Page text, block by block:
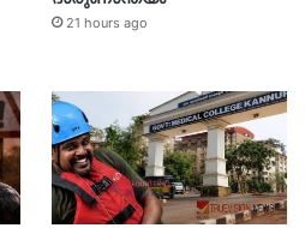
21 hours ago